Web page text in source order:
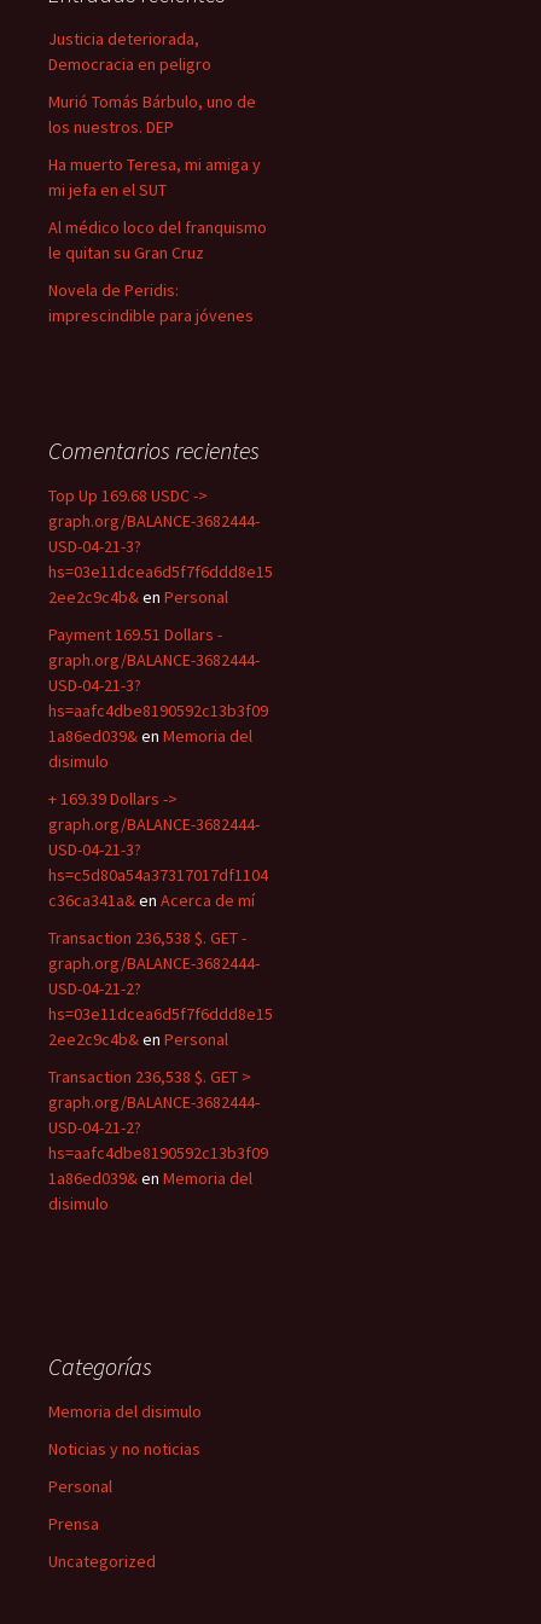
Justicia deteriorada,
Democracia en peligro
Murió Tomás Bárbulo, uno de
los nuestros. DEP
Ha muerto Teresa, mi amiga y
mi jefa en el SUT
Al médico loco del franquismo
le quitan su Gran Cruz
Novela de Peridis:
imprescindible para jóvenes
Comentarios recientes
Top Up 169.68 USDC ->
graph.org/BALANCE-3682444-
USD-04-21-3?
hs=03e11dcea6d5f7f6ddd8e15
2ee2c9c4b&en Personal
Payment 169.51 Dollars -
graph.org/BALANCE-3682444-
USD-04-21-3?
hs=aafc4dbe8190592c13b3f09
1a86ed039&en Memoria del
disimulo
+ 169.39 Dollars ->
graph.org/BALANCE-3682444-
USD-04-21-3?
hs=c5d80a54a37317017df1104
c36ca341a&en Acerca de mí
Transaction 236,538 $. GET -
graph.org/BALANCE-3682444-
USD-04-21-2?
hs=03e11dcea6d5f7f6ddd8e15
2ee2c9c4b&en Personal
Transaction 236,538 $. GET >
graph.org/BALANCE-3682444-
USD-04-21-2?
hs=aafc4dbe8190592c13b3f09
1a86ed039&en Memoria del
disimulo
Categorías
Memoria del disimulo
Noticias y no noticias
Personal
Prensa
Uncategorized